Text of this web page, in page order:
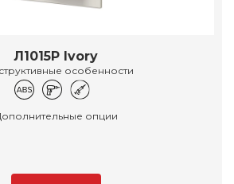
Л1015Р Ivory
особенности
опции